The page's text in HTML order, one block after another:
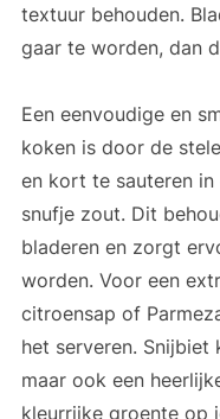
textuur behouden.
gaar te worden, dan
Een eenvoudige en
koken is door de
en kort te sauteren
snufje zout. Dit
bladeren en zorgt
worden. Voor een
citroensap of
het serveren. Snijbiet
maar ook een
kleurrijke groente op